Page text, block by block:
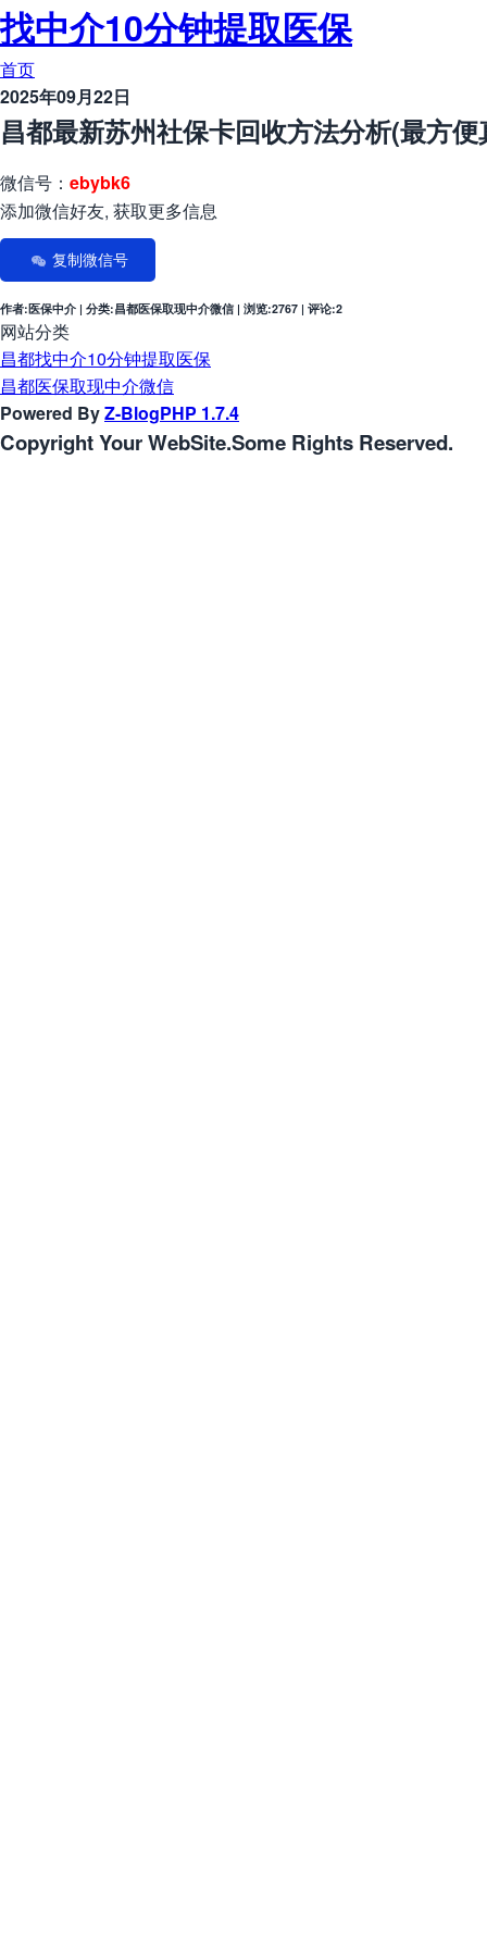
找中介10分钟提取医保
首页
2025年09月22日
昌都最新苏州社保卡回收方法分析(最方
微信号： ebybk6
添加微信好友, 获取更多信息
复制微信号
作者:医保中介 | 分类:昌都医保取现中介微信 | 浏览:2767 | 评论:2
网站分类
昌都找中介10分钟提取医保
昌都医保取现中介微信
Powered ByZ-BlogPHP 1.7.4
Copyright Your WebSite.Some Rights Reserved.